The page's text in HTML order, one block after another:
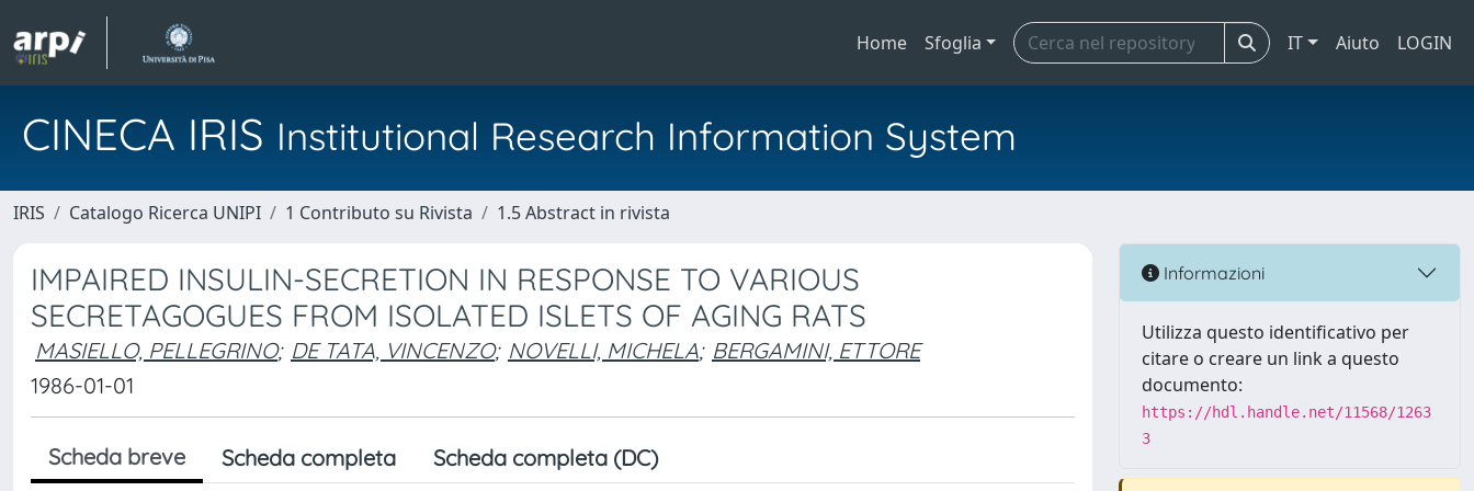
Home Sfoglia IT Aiuto LOGIN
CINECA IRIS Institutional Research Information System
IRIS Catalogo Ricerca UNIPI 1 Contributo su Rivista 1.5 Abstract in rivista
IMPAIRED INSULIN-SECRETION IN RESPONSE TO VARIOUS
SECRETAGOGUES FROM ISOLATED ISLETS OF AGING RATS
MASIELLO, PELLEGRINO; DE TATA, VINCENZO; NOVELLI, MICHELA; BERGAMINI, ETTORE
1986-01-01
Scheda breve Scheda completa Scheda completa (DC)
Informazioni
Utilizza questo identificativo per
citare o creare un link a questo
documento:
https://hdl.handle.net/11568/1263
3